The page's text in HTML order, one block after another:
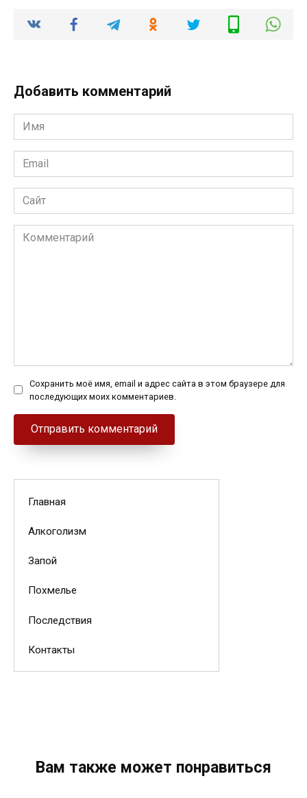
Добавить комментарий
Имя
*
Email
*
Сайт
Комментарий
Сохранить моё имя, email и адрес сайта в этом браузере для
последующих моих комментариев.
Главная
Алкоголизм
Запой
Похмелье
Последствия
Контакты
Вам также может понравиться